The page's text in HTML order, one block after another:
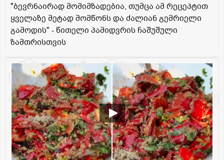
"ბევრნაირად მომიმზადებია, თუმცა ამ რეცეპტით
ყველაზე მეტად მომწონს და ძალიან გემრიელი
გამოდის" - წითელი პამიდვრის ჩაშუშული
ზამთრისთვის